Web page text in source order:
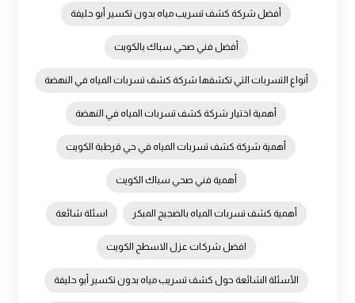
أفضل شركة كشف تسريب مياه بدون تكسير أبو حليفة
أفضل فني صحي سباك بالكويت
أنواع التسربات التي تكشفها شركة كشف تسربات المياه في النهضة
أهمية اختيار شركة كشف تسربات المياه في النهضة
أهمية شركة كشف تسربات المياه في حي قرطبة الكويت
أهمية فني صحي سباك الكويت
أهمية كشف تسربات المياه بالضجيج المبكر اسئلة شائعة
افضل شركات عزل الاسطح الكويت
الأسئلة الشائعة حول كشف تسريب مياه بدون تكسير أبو حليفة